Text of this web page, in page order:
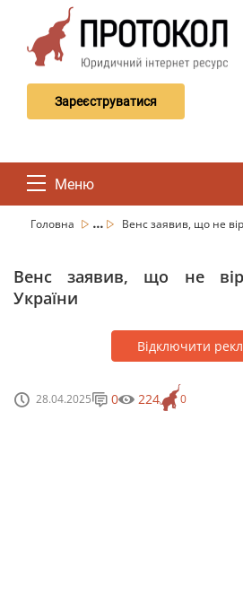
Зареєструватися
Меню
Головна ... Венс заявив, що не
Венс заявив, що не
України
Відключити
28.04.2025 0
0 224